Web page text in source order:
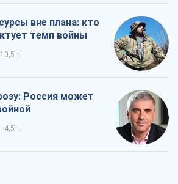
вне плана: кто
темп войны
10,5 т.
Россия может
4,5 т.